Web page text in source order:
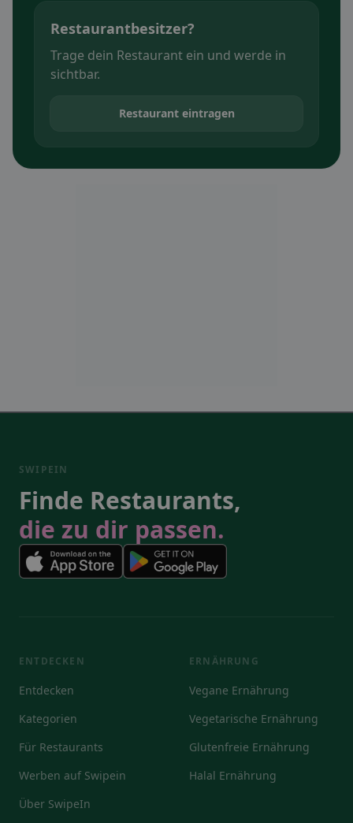
Restaurantbesitzer?
Trage dein Restaurant ein und werde in
sichtbar.
Restaurant eintragen
SWIPEIN
Finde Restaurants,
die zu dir passen.
ENTDECKEN
Entdecken
Kategorien
Für Restaurants
Werben auf Swipein
Über SwipeIn
ERNÄHRUNG
Vegane Ernährung
Vegetarische Ernährung
Glutenfreie Ernährung
Halal Ernährung